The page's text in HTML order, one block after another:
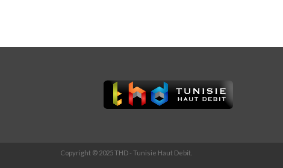
Copyright © 2025 THD - Tunisie Haut Debit.